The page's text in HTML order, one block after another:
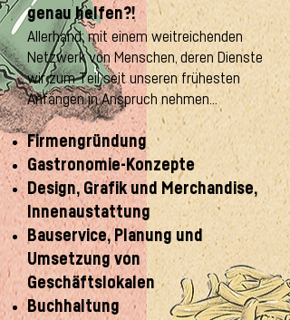
genau helfen?!
Allerhand; mit einem weitreichenden
Netzwerk von Menschen, deren Dienste
wir zum Teil seit unseren frühesten
Anfängen in Anspruch nehmen...
Firmengründung
Gastronomie-Konzepte
Design, Grafik und Merchandise,
Innenaustattung
Bauservice, Planung und
Umsetzung von
Geschäftslokalen
Buchhaltung